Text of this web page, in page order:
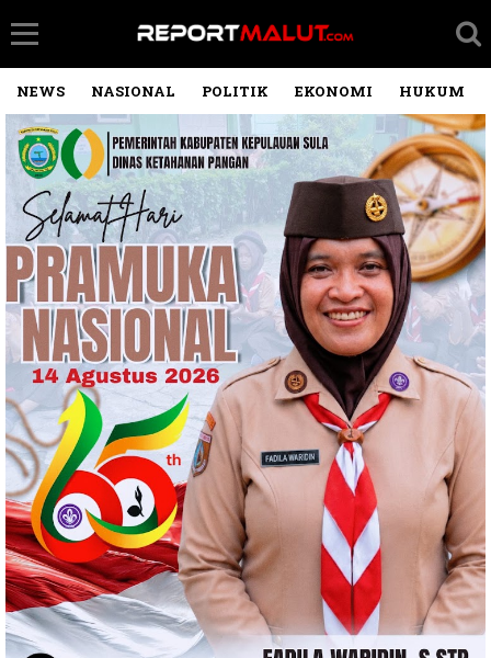
NEWS NASIONAL POLITIK EKONOMI HUKUM